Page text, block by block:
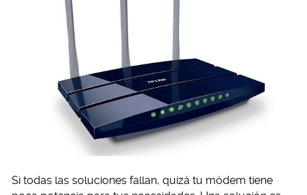
Si todas las soluciones fallan, quizá tu módem tiene